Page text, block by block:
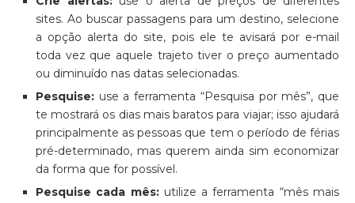
sites. Ao buscar passagens para um destino, selecione
a opção alerta do site, pois ele te avisará por e-mail
toda vez que aquele trajeto tiver o preço aumentado
ou diminuído nas datas selecionadas.
Pesquise: use a ferramenta “Pesquisa por mês”, que
te mostrará os dias mais baratos para viajar; isso ajudará
principalmente as pessoas que tem o período de férias
pré-determinado, mas querem ainda sim economizar
da forma que for possível.
Pesquise cada mês:utilize a ferramenta “mês mais